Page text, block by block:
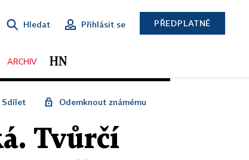
Hledat Přihlásit se PŘEDPLATNÉ
ARCHIV
Sdílet Odemknout známému
Tvůrčí